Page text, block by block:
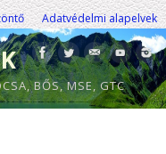
Adatvédelmi alapelvek
BŐS, MSE, GTC